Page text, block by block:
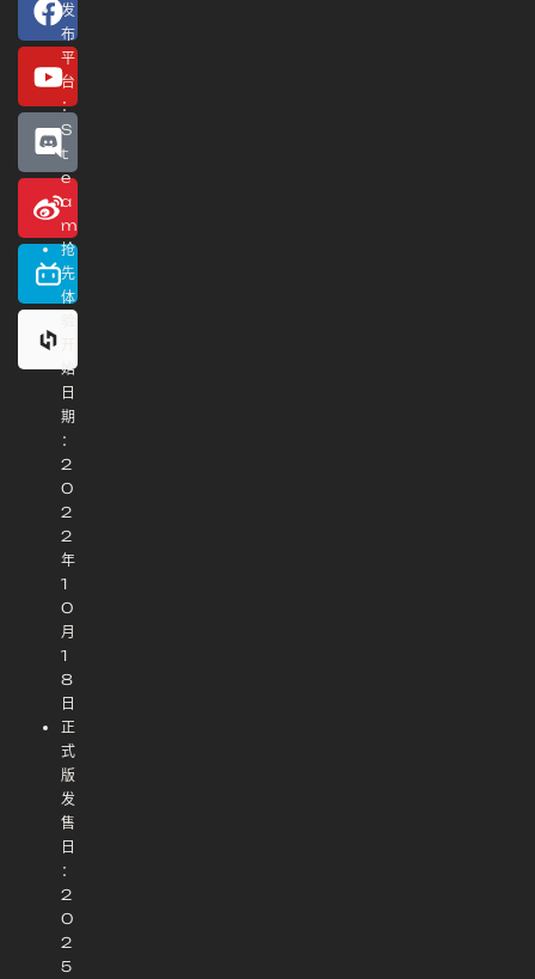
发
布
平
台
：
S
t
e
a
m
抢
先
体
始
日
期
：
2
0
2
2
年
1
0
月
1
8
日
正
式
版
发
售
日
：
2
0
2
5